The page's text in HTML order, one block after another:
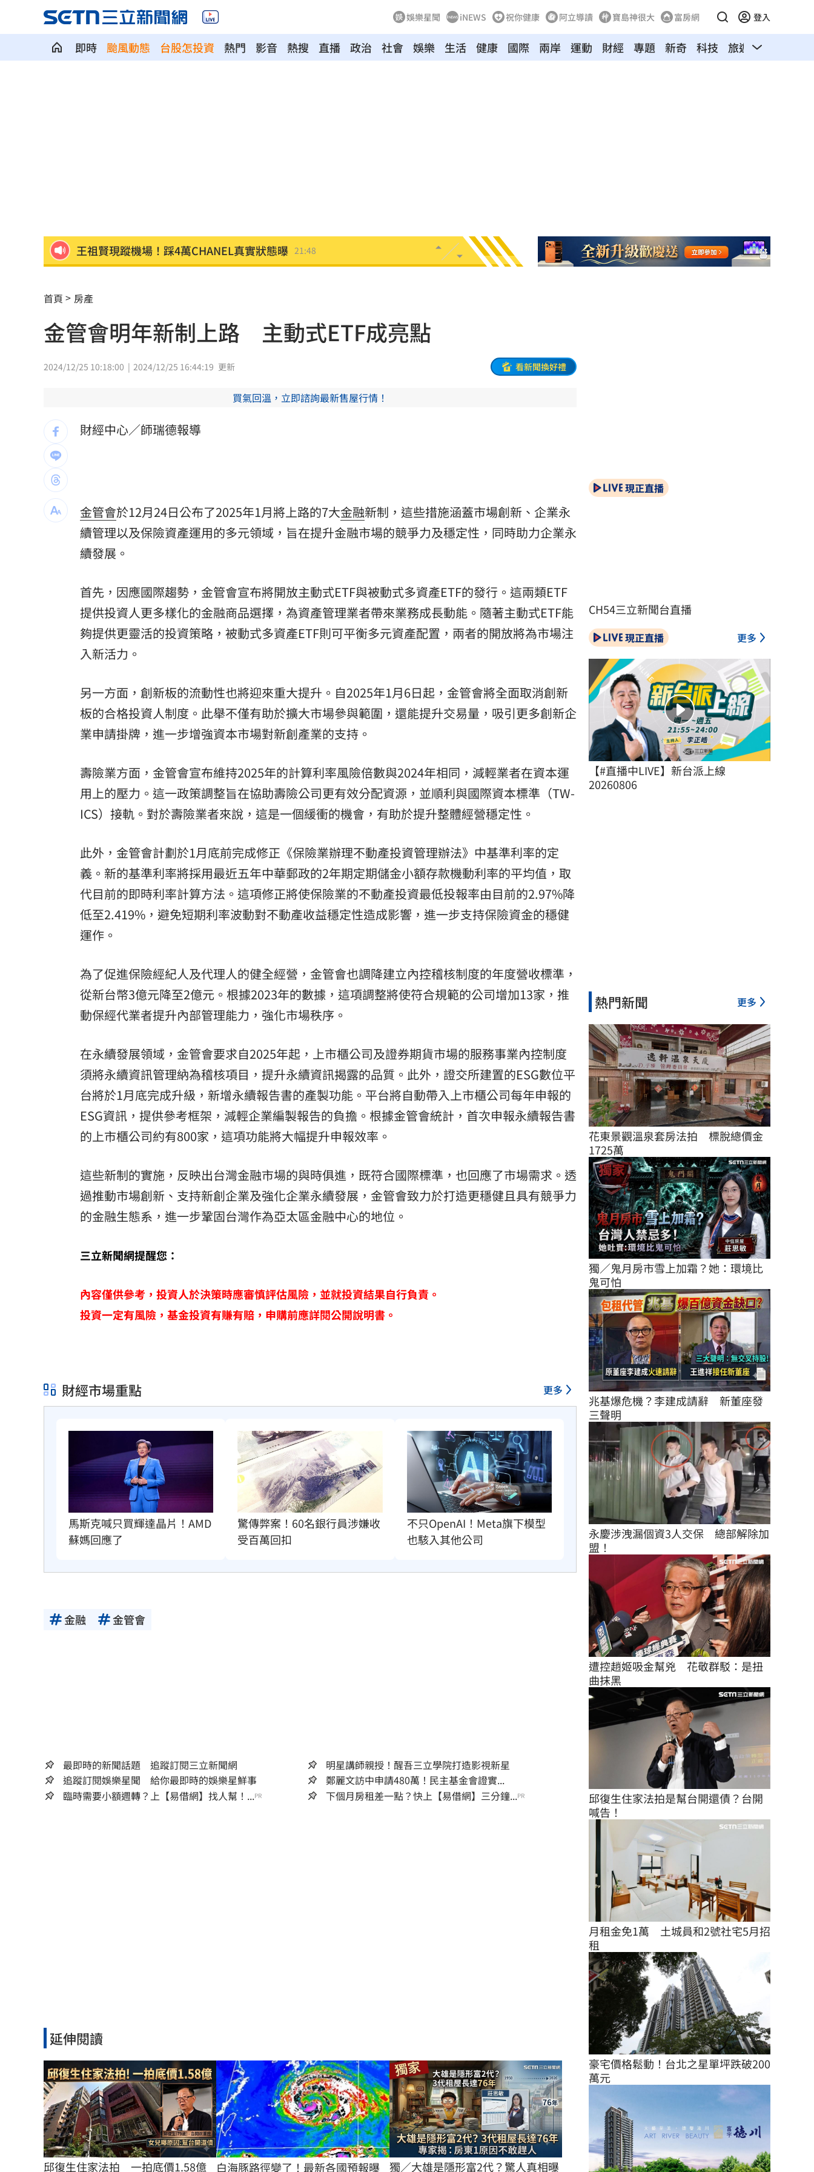
娛樂星聞 iNEWS 祝你健康 阿立導讀 寶島神很大 富房網 登入
即時 颱風動態 台股怎投資 熱門 影音 熱搜 直播 政治 社會 娛樂 生活 健康 國際 兩岸 運動 財經 專題 新奇 科技 旅遊 汽車
王祖賢現蹤機場！踩4萬CHANEL真實狀態曝 21:48
射頻器材全卡關 他：NCC卡越久越多人受害
新／美股開盤費半下挫 台指期失守44000點 21:42
黃禎憲診所挺蔣舊照遭出征！老病患不忍了
陳傑憲炸裂2分砲 統一狂掃13安痛宰味全
中國製路由器資安漏洞！逾20設備藏後門 21:18
IU社群發前男友 韓網替她抱不平：該避嫌
二手菸超毒！她陪夫看病 意外查出肺腺癌 21:13
NCC無委員唱獨立空城計 iPhone 18照登台 21:10
詐慈濟10億！律師驚揭陳時中『根本先知』 21:10
LIVE三立+24小時直播 15:27
三立iNEWS新聞台線上直播
首頁 房產
金管會明年新制上路 主動式ETF成亮點
2024/12/25 10:18:00 2024/12/25 16:44:19 更新 看新聞換好禮
買氣回溫，立即諮詢最新售屋行情！
財經中心／師瑞德報導
金管會於12月24日公布了2025年1月將上路的7大金融新制，這些措施涵蓋市場創新、企業永
續管理以及保險資產運用的多元領域，旨在提升金融市場的競爭力及穩定性，同時助力企業永
續發展。
首先，因應國際趨勢，金管會宣布將開放主動式ETF與被動式多資產ETF的發行。這兩類ETF
提供投資人更多樣化的金融商品選擇，為資產管理業者帶來業務成長動能。隨著主動式ETF能
夠提供更靈活的投資策略，被動式多資產ETF則可平衡多元資產配置，兩者的開放將為市場注
入新活力。
另一方面，創新板的流動性也將迎來重大提升。自2025年1月6日起，金管會將全面取消創新
板的合格投資人制度。此舉不僅有助於擴大市場參與範圍，還能提升交易量，吸引更多創新企
業申請掛牌，進一步增強資本市場對新創產業的支持。
壽險業方面，金管會宣布維持2025年的計算利率風險倍數與2024年相同，減輕業者在資本運
用上的壓力。這一政策調整旨在協助壽險公司更有效分配資源，並順利與國際資本標準（TW-
ICS）接軌。對於壽險業者來說，這是一個緩衝的機會，有助於提升整體經營穩定性。
此外，金管會計劃於1月底前完成修正《保險業辦理不動產投資管理辦法》中基準利率的定
義。新的基準利率將採用最近五年中華郵政的2年期定期儲金小額存款機動利率的平均值，取
代目前的即時利率計算方法。這項修正將使保險業的不動產投資最低投報率由目前的2.97%降
低至2.419%，避免短期利率波動對不動產收益穩定性造成影響，進一步支持保險資金的穩健
運作。
為了促進保險經紀人及代理人的健全經營，金管會也調降建立內控稽核制度的年度營收標準，
從新台幣3億元降至2億元。根據2023年的數據，這項調整將使符合規範的公司增加13家，推
動保經代業者提升內部管理能力，強化市場秩序。
在永續發展領域，金管會要求自2025年起，上市櫃公司及證券期貨市場的服務事業內控制度
須將永續資訊管理納為稽核項目，提升永續資訊揭露的品質。此外，證交所建置的ESG數位平
台將於1月底完成升級，新增永續報告書的產製功能。平台將自動帶入上市櫃公司每年申報的
ESG資訊，提供參考框架，減輕企業編製報告的負擔。根據金管會統計，首次申報永續報告書
的上市櫃公司約有800家，這項功能將大幅提升申報效率。
這些新制的實施，反映出台灣金融市場的與時俱進，既符合國際標準，也回應了市場需求。透
過推動市場創新、支持新創企業及強化企業永續發展，金管會致力於打造更穩健且具有競爭力
的金融生態系，進一步鞏固台灣作為亞太區金融中心的地位。
三立新聞網提醒您：
內容僅供參考，投資人於決策時應審慎評估風險，並就投資結果自行負責。
投資一定有風險，基金投資有賺有賠，申購前應詳閱公開說明書。
財經市場重點 更多
馬斯克喊只買輝達晶片！AMD
蘇媽回應了
驚傳弊案！60名銀行員涉嫌收
受百萬回扣
不只OpenAI！Meta旗下模型
也駭入其他公司
金融 金管會
最即時的新聞話題 追蹤訂閱三立新聞網
明星講師親授！醒吾三立學院打造影視新星
追蹤訂閱娛樂星聞 給你最即時的娛樂星鮮事
鄭麗文訪中申請480萬！民主基金會證實...
臨時需要小額週轉？上【易借網】找人幫！...PR 下個月房租差一點？快上【易借網】三分鐘...PR
延伸閱讀
邱復生住家法拍　一拍底價1.58億 白海豚路徑變了！最新各國預報曝 獨／大雄是隱形富2代？驚人真相曝
現正直播
CH54三立新聞台直播
現正直播 更多
【#直播中LIVE】新台派上線
20260806
熱門新聞 更多
花東景觀溫泉套房法拍　標脫總價金
1725萬
獨／鬼月房市雪上加霜？她：環境比
鬼可怕
兆基爆危機？李建成請辭　新董座發
三聲明
永慶涉洩漏個資3人交保　總部解除加
盟！
遭控趙姬吸金幫兇　花敬群駁：是扭
曲抹黑
邱復生住家法拍是幫台開還債？台開
喊告！
月租金免1萬　土城員和2號社宅5月招
租
豪宅價格鬆動！台北之星單坪跌破200
萬元